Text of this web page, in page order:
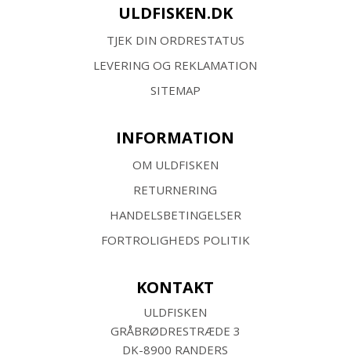
ULDFISKEN.DK
TJEK DIN ORDRESTATUS
LEVERING OG REKLAMATION
SITEMAP
INFORMATION
OM ULDFISKEN
RETURNERING
HANDELSBETINGELSER
FORTROLIGHEDS POLITIK
KONTAKT
ULDFISKEN
GRÅBRØDRESTRÆDE 3
DK-8900 RANDERS